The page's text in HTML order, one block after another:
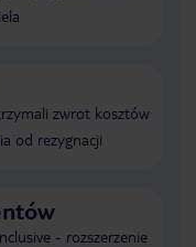
zwrot kosztów
od rezygnacji
- rozszerzenie